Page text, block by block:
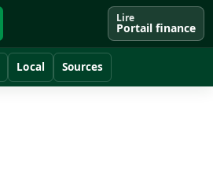
Lire
Portail finance
Local Sources